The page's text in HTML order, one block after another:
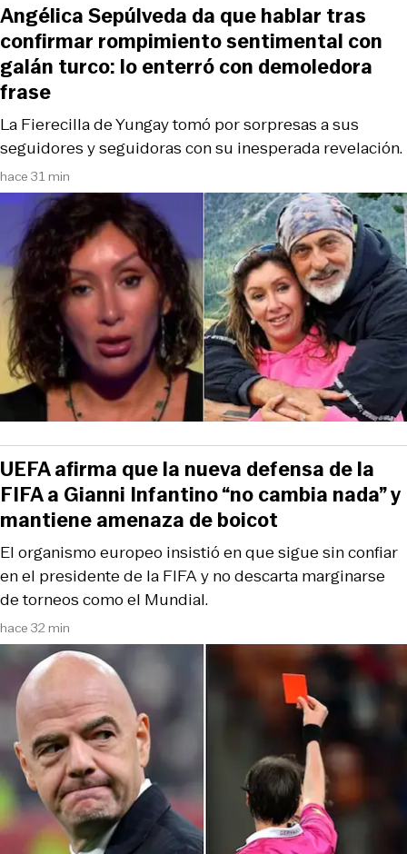
hace 31 min
La Fierecilla de Yungay tomó por sorpresas a sus
seguidores y seguidoras con su inesperada revelación.
Angélica Sepúlveda da que hablar tras
confirmar rompimiento sentimental con
galán turco: lo enterró con demoledora
frase
hace 32 min
El organismo europeo insistió en que sigue sin confiar
en el presidente de la FIFA y no descarta marginarse
de torneos como el Mundial.
UEFA afirma que la nueva defensa de la
FIFA a Gianni Infantino “no cambia nada” y
mantiene amenaza de boicot